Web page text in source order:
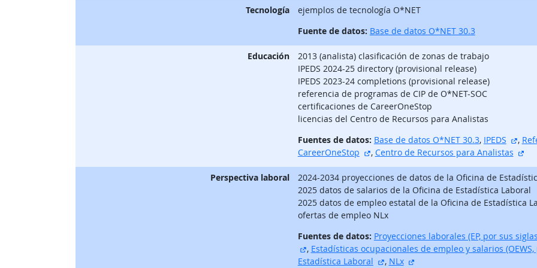
Tecnología
ejemplos de tecnología O*NET
Fuente de datos: Base de datos O*NET 30.3
Educación
2013 (analista) clasificación de zonas de trabajo
IPEDS 2024-25 directory (provisional release)
IPEDS 2023-24 completions (provisional release)
referencia de programas de CIP de O*NET-SOC
certificaciones de CareerOneStop
licencias del Centro de Recursos para Analistas
Fuentes de datos: Base de datos O*NET 30.3, IPEDS sitio
,
CareerOneStop
sitio externo
, Centro de Recursos para Analistas
Perspectiva laboral
2024-2034 proyecciones de datos de la Oficina de
2025 datos de salarios de la Oficina de Estadística Laboral
2025 datos de empleo estatal de la Oficina de Estadística
ofertas de empleo NLx
Fuentes de datos: Proyecciones laborales (EP, por sus
sitio externo
, Estadísticas ocupacionales de empleo y salarios
Estadística Laboral
sitio externo
, NLx